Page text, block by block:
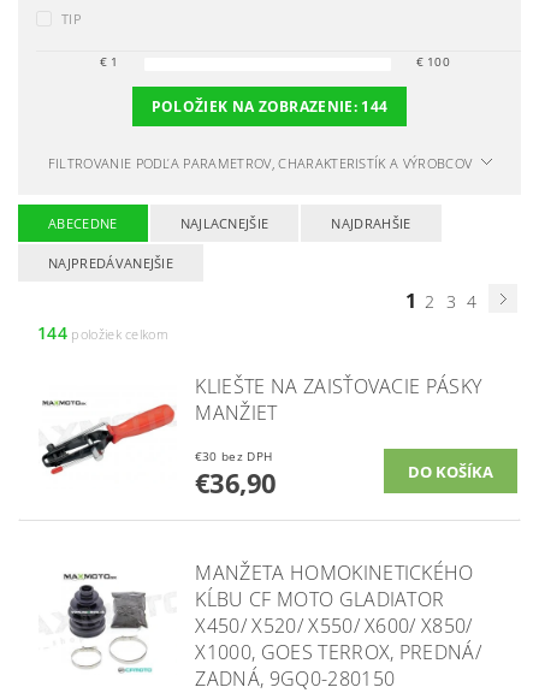
TIP
€ 1 € 100
POLOŽIEK NA ZOBRAZENIE: 144
FILTROVANIE PODĽA PARAMETROV, CHARAKTERISTÍK A VÝROBCOV
ABECEDNE NAJLACNEJŠIE NAJDRAHŠIE
NAJPREDÁVANEJŠIE
1 2 3 4
144položiek celkom
KLIEŠTE NA ZAISŤOVACIE PÁSKY
MANŽIET
€30 bez DPH
€36,90
MANŽETA HOMOKINETICKÉHO
KĹBU CF MOTO GLADIATOR
X450/ X520/ X550/ X600/ X850/
X1000, GOES TERROX, PREDNÁ/
ZADNÁ, 9GQ0-280150